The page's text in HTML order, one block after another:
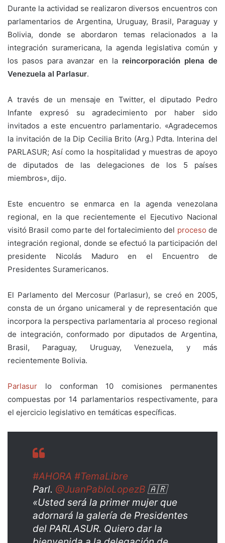
Durante la actividad se realizaron diversos encuentros con
parlamentarios de Argentina, Uruguay, Brasil, Paraguay y
Bolivia, donde se abordaron temas relacionados a la
integración suramericana, la agenda legislativa común y
los pasos para avanzar en la reincorporación plena de
Venezuela al Parlasur.
A través de un mensaje en Twitter, el diputado Pedro
Infante expresó su agradecimiento por haber sido
invitados a este encuentro parlamentario. «Agradecemos
la invitación de la Dip Cecilia Brito (Arg.) Pdta. Interina del
PARLASUR; Así como la hospitalidad y muestras de apoyo
de diputados de las delegaciones de los 5 países
miembros», dijo.
Este encuentro se enmarca en la agenda venezolana
regional, en la que recientemente el Ejecutivo Nacional
visitó Brasil como parte del fortalecimiento del proceso de
integración regional, donde se efectuó la participación del
presidente Nicolás Maduro en el Encuentro de
Presidentes Suramericanos.
El Parlamento del Mercosur (Parlasur), se creó en 2005,
consta de un órgano unicameral y de representación que
incorpora la perspectiva parlamentaria al proceso regional
de integración, conformado por diputados de Argentina,
Brasil, Paraguay, Uruguay, Venezuela, y más
recientemente Bolivia.
Parlasur lo conforman 10 comisiones permanentes
compuestas por 14 parlamentarios respectivamente, para
el ejercicio legislativo en temáticas específicas.
#AHORA #TemaLibre
Parl. @JuanPabloLopezB 🇦🇷
«Usted será la primer mujer que
adornará la galería de Presidentes
del PARLASUR. Quiero dar la